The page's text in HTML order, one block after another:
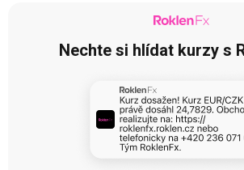
Nechte si hlídat kurzy s